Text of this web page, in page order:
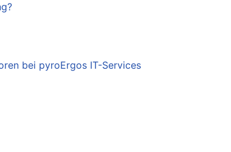
bei pyroErgos IT-Services